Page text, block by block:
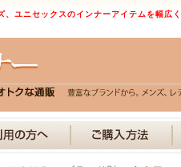
、ユニセックスのインナーアイテムを幅広